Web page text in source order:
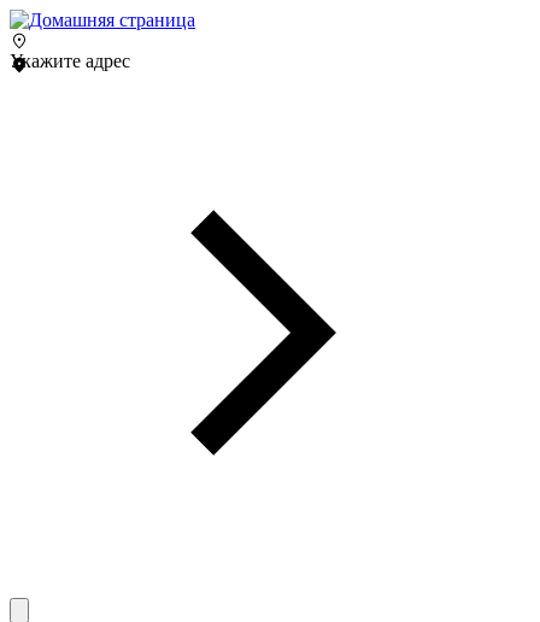
Укажите адрес